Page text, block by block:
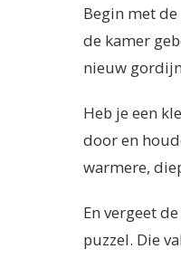
Begin met
de kamer
nieuw
Heb je een
door en
warmere,
En vergeet
puzzel. Die